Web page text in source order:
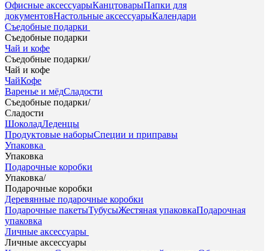
Офисные аксессуарыКанцтоварыПапки для
документовНастольные аксессуарыКалендари
Съедобные подарки
Съедобные подарки
Чай и кофе
Съедобные подарки/
Чай и кофе
ЧайКофе
Варенье и мёдСладости
Съедобные подарки/
Сладости
ШоколадЛеденцы
Продуктовые наборыСпеции и приправы
Упаковка
Упаковка
Подарочные коробки
Упаковка/
Подарочные коробки
Деревянные подарочные коробки
Подарочные пакетыТубусыЖестяная упаковкаПодарочная
упаковка
Личные аксессуары
Личные аксессуары